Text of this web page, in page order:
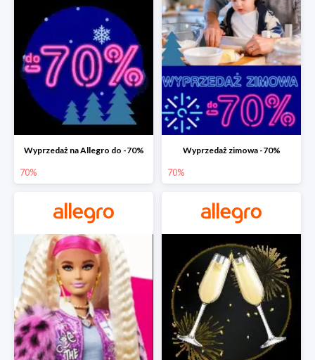
Wyprzedaż na Allegro do -70%
70%
Wyprzedaż zimowa -70%
70%